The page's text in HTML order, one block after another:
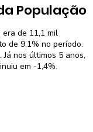
População
de 11,1 mil
de 9,1% no período.
nos últimos 5 anos,
em -1,4%.